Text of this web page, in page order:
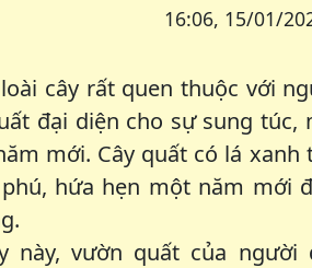
16:06, 15/01/
cây rất quen thuộc với
đại diện cho sự sung túc,
mới. Cây quất có lá xanh
hứa hẹn một năm mới
này, vườn quất của